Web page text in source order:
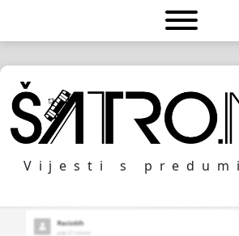
Vijesti s